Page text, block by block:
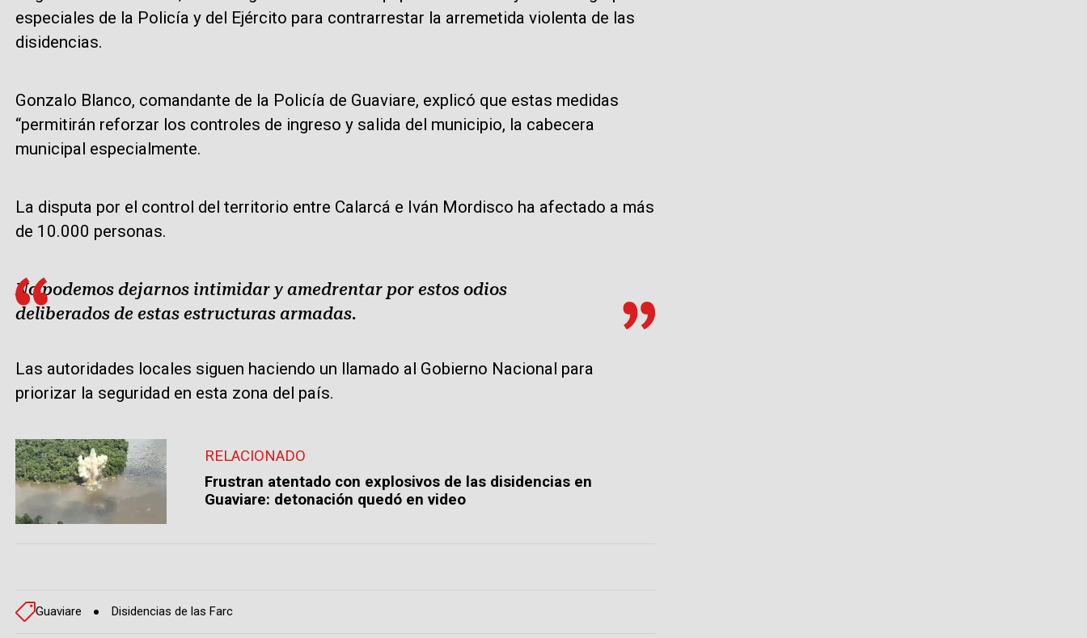
especiales de la Policía y del Ejército para contrarrestar la arremetida violenta de las
disidencias.
Gonzalo Blanco, comandante de la Policía de Guaviare, explicó que estas medidas
“permitirán reforzar los controles de ingreso y salida del municipio, la cabecera
municipal especialmente.
La disputa por el control del territorio entre Calarcá e Iván Mordisco ha afectado a más
de 10.000 personas.
No podemos dejarnos intimidar y amedrentar por estos odios
deliberados de estas estructuras armadas.
Las autoridades locales siguen haciendo un llamado al Gobierno Nacional para
priorizar la seguridad en esta zona del país.
RELACIONADO
Frustran atentado con explosivos de las disidencias en
Guaviare: detonación quedó en video
Guaviare Disidencias de las Farc